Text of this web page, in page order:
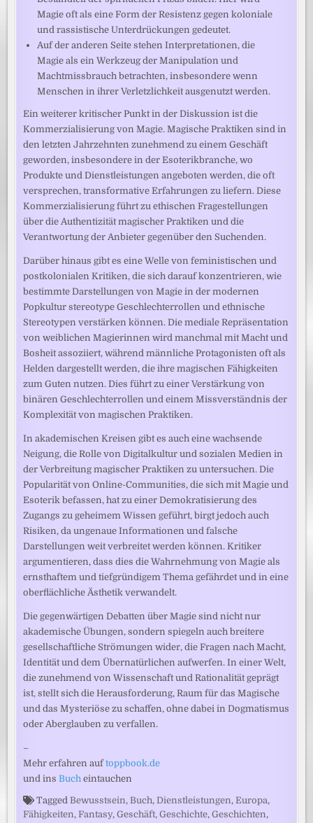
Magie oft als eine Form der Resistenz gegen koloniale
und rassistische Unterdrückungen gedeutet.
Auf der anderen Seite stehen Interpretationen, die
Magie als ein Werkzeug der Manipulation und
Machtmissbrauch betrachten, insbesondere wenn
Menschen in ihrer Verletzlichkeit ausgenutzt werden.
Ein weiterer kritischer Punkt in der Diskussion ist die
Kommerzialisierung von Magie. Magische Praktiken sind in
den letzten Jahrzehnten zunehmend zu einem Geschäft
geworden, insbesondere in der Esoterikbranche, wo
Produkte und Dienstleistungen angeboten werden, die oft
versprechen, transformative Erfahrungen zu liefern. Diese
Kommerzialisierung führt zu ethischen Fragestellungen
über die Authentizität magischer Praktiken und die
Verantwortung der Anbieter gegenüber den Suchenden.
Darüber hinaus gibt es eine Welle von feministischen und
postkolonialen Kritiken, die sich darauf konzentrieren, wie
bestimmte Darstellungen von Magie in der modernen
Popkultur stereotype Geschlechterrollen und ethnische
Stereotypen verstärken können. Die mediale Repräsentation
von weiblichen Magierinnen wird manchmal mit Macht und
Bosheit assoziiert, während männliche Protagonisten oft als
Helden dargestellt werden, die ihre magischen Fähigkeiten
zum Guten nutzen. Dies führt zu einer Verstärkung von
binären Geschlechterrollen und einem Missverständnis der
Komplexität von magischen Praktiken.
In akademischen Kreisen gibt es auch eine wachsende
Neigung, die Rolle von Digitalkultur und sozialen Medien in
der Verbreitung magischer Praktiken zu untersuchen. Die
Popularität von Online-Communities, die sich mit Magie und
Esoterik befassen, hat zu einer Demokratisierung des
Zugangs zu geheimem Wissen geführt, birgt jedoch auch
Risiken, da ungenaue Informationen und falsche
Darstellungen weit verbreitet werden können. Kritiker
argumentieren, dass dies die Wahrnehmung von Magie als
ernsthaftem und tiefgründigem Thema gefährdet und in eine
oberflächliche Ästhetik verwandelt.
Die gegenwärtigen Debatten über Magie sind nicht nur
akademische Übungen, sondern spiegeln auch breitere
gesellschaftliche Strömungen wider, die Fragen nach Macht,
Identität und dem Übernatürlichen aufwerfen. In einer Welt,
die zunehmend von Wissenschaft und Rationalität geprägt
ist, stellt sich die Herausforderung, Raum für das Magische
und das Mysteriöse zu schaffen, ohne dabei in Dogmatismus
oder Aberglauben zu verfallen.
–
Mehr erfahren auftoppbook.de
und insBuch eintauchen
TaggedBewusstsein,Buch,Dienstleistungen,Europa,
Fähigkeiten,Fantasy,Geschäft,Geschichte,Geschichten,